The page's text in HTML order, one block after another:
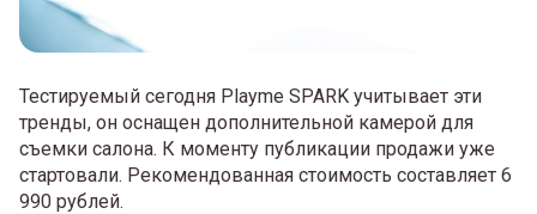
Тестируемый сегодня Playme SPARK учитывает эти
тренды, он оснащен дополнительной камерой для
съемки салона. К моменту публикации продажи уже
стартовали. Рекомендованная стоимость составляет 6
990 рублей.